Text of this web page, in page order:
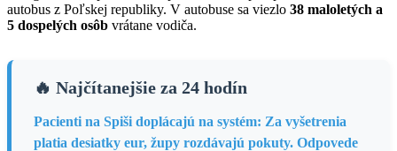
autobus z Poľskej republiky. V autobuse sa viezlo 38 maloletých a
5 dospelých osôb vrátane vodiča.
🔥 Najčítanejšie za 24 hodín
Pacienti na Spiši doplácajú na systém: Za vyšetrenia
platia desiatky eur, župy rozdávajú pokuty. Odpovede